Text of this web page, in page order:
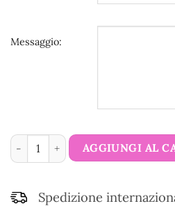
Messaggio:
Carta regalo quantitàAGGIUNGI AL
Spedizione